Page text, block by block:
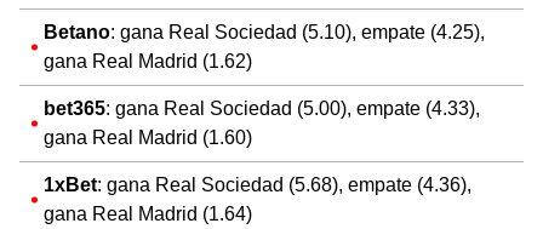
Betano: gana Real Sociedad (5.10), empate (4.25),
gana Real Madrid (1.62)
bet365: gana Real Sociedad (5.00), empate (4.33),
gana Real Madrid (1.60)
1xBet: gana Real Sociedad (5.68), empate (4.36),
gana Real Madrid (1.64)